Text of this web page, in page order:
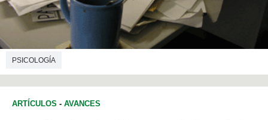
PSICOLOGÍA
ARTÍCULOS - AVANCES